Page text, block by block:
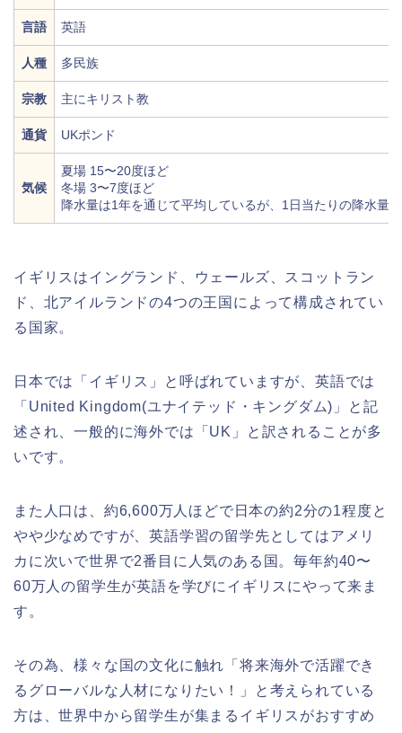
言語 英語
人種 多民族
宗教 主にキリスト教
通貨 UKポンド
気候
夏場 15〜20度ほど
冬場 3〜7度ほど
降水量は1年を通じて平均しているが、1日当たりの降水量
イギリスはイングランド、ウェールズ、スコットラン
ド、北アイルランドの4つの王国によって構成されてい
る国家。
日本では「イギリス」と呼ばれていますが、英語では
「United Kingdom(ユナイテッド・キングダム)」と記
述され、一般的に海外では「UK」と訳されることが多
いです。
また人口は、約6,600万人ほどで日本の約2分の1程度と
やや少なめですが、英語学習の留学先としてはアメリ
カに次いで世界で2番目に人気のある国。毎年約40〜
60万人の留学生が英語を学びにイギリスにやって来ま
す。
その為、様々な国の文化に触れ「将来海外で活躍でき
るグローバルな人材になりたい！」と考えられている
方は、世界中から留学生が集まるイギリスがおすすめ